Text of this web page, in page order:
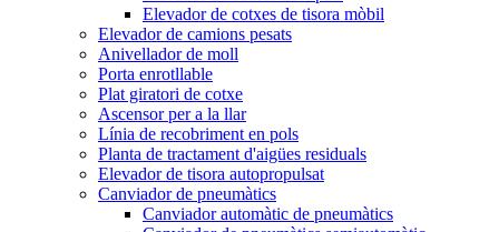
Elevador de cotxes de tisora ​​mòbil
Elevador de camions pesats
Anivellador de moll
Porta enrotllable
Plat giratori de cotxe
Ascensor per a la llar
Línia de recobriment en pols
Planta de tractament d'aigües residuals
Elevador de tisora ​​autopropulsat
Canviador de pneumàtics
Canviador automàtic de pneumàtics